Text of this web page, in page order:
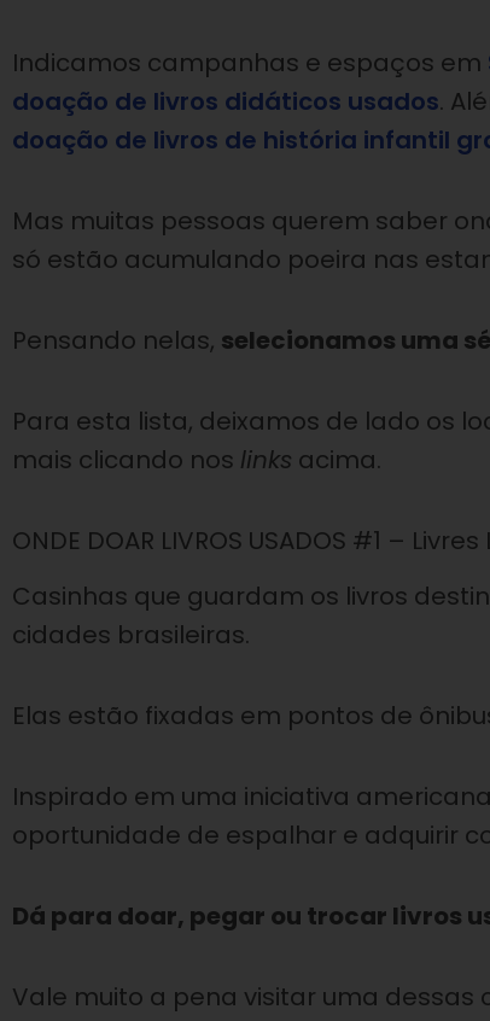
Indicamos campanhas e espaços em
doação de livros didáticos usados.
doação de livros de história infantil
Mas muitas pessoas querem saber
só estão acumulando poeira nas
Pensando nelas, selecionamos uma
Para esta lista, deixamos de lado os
mais clicando nos links acima.
ONDE DOAR LIVROS USADOS #1 – Livres
Casinhas que guardam os livros
cidades brasileiras.
Elas estão fixadas em pontos de
Inspirado em uma iniciativa
oportunidade de espalhar e adquirir
Dá para doar, pegar ou trocar livros
Vale muito a pena visitar uma